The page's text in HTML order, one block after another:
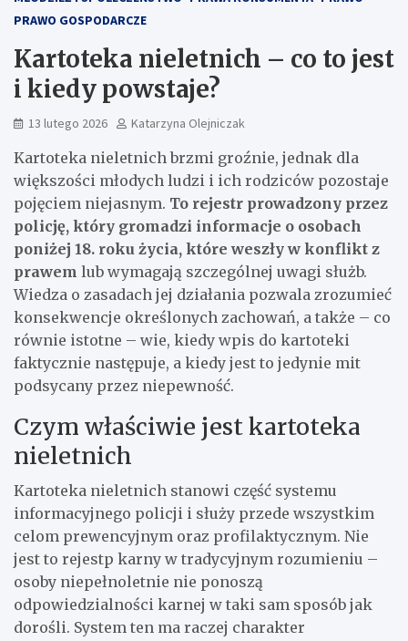
PRAWO GOSPODARCZE
Kartoteka nieletnich – co to jest
i kiedy powstaje?
13 lutego 2026 Katarzyna Olejniczak
Kartoteka nieletnich brzmi groźnie, jednak dla
większości młodych ludzi i ich rodziców pozostaje
pojęciem niejasnym. To rejestr prowadzony przez
policję, który gromadzi informacje o osobach
poniżej 18. roku życia, które weszły w konflikt z
prawem lub wymagają szczególnej uwagi służb.
Wiedza o zasadach jej działania pozwala zrozumieć
konsekwencje określonych zachowań, a także – co
równie istotne – wie, kiedy wpis do kartoteki
faktycznie następuje, a kiedy jest to jedynie mit
podsycany przez niepewność.
Czym właściwie jest kartoteka
nieletnich
Kartoteka nieletnich stanowi część systemu
informacyjnego policji i służy przede wszystkim
celom prewencyjnym oraz profilaktycznym. Nie
jest to rejestр karny w tradycyjnym rozumieniu –
osoby niepełnoletnie nie ponoszą
odpowiedzialności karnej w taki sam sposób jak
dorośli. System ten ma raczej charakter